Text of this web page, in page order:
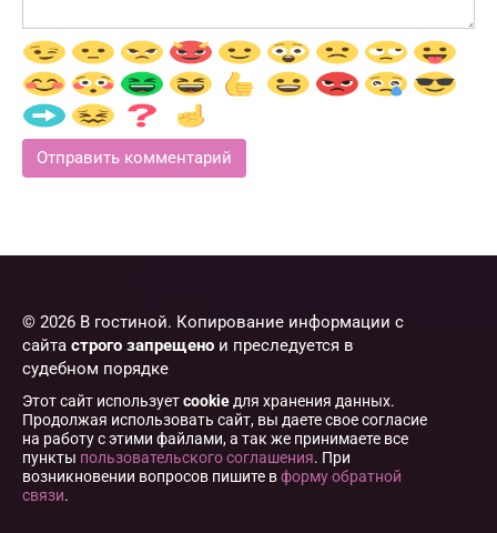
© 2026 В гостиной. Копирование информации с
сайта строго запрещено и преследуется в
судебном порядке
Этот сайт используетcookieдля хранения данных.
Продолжая использовать сайт, вы даете свое согласие
на работу с этими файлами, а так же принимаете все
пункты пользовательского соглашения. При
возникновении вопросов пишите вформу обратной
связи.